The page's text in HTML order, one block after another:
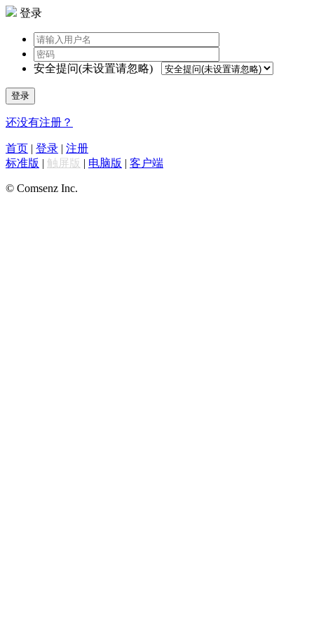
登录
安全提问(未设置请忽略)
登录
还没有注册？
首页 | 登录 | 注册
标准版 | 触屏版 | 电脑版 | 客户端
© Comsenz Inc.